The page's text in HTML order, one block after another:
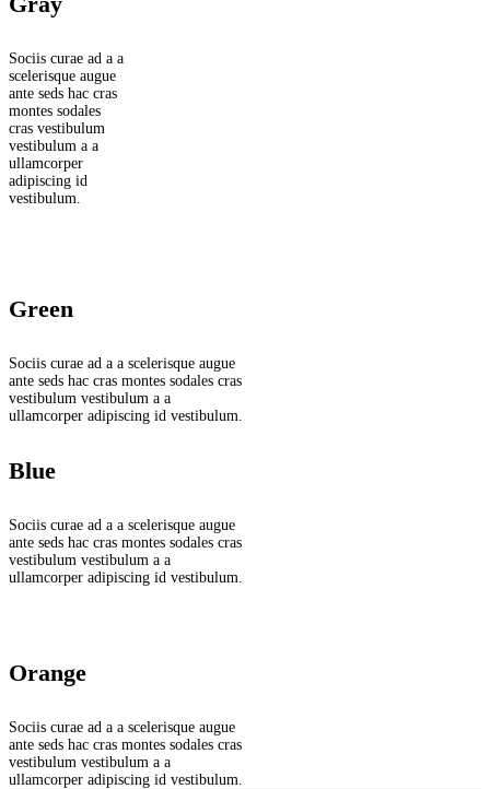
Sociis curae ad a a
scelerisque augue
ante seds hac cras
montes sodales
cras vestibulum
vestibulum a a
ullamcorper
adipiscing id
vestibulum.
Green
Sociis curae ad a a scelerisque augue
ante seds hac cras montes sodales cras
vestibulum vestibulum a a
ullamcorper adipiscing id vestibulum.
Blue
Sociis curae ad a a scelerisque augue
ante seds hac cras montes sodales cras
vestibulum vestibulum a a
ullamcorper adipiscing id vestibulum.
Orange
Sociis curae ad a a scelerisque augue
ante seds hac cras montes sodales cras
vestibulum vestibulum a a
ullamcorper adipiscing id vestibulum.